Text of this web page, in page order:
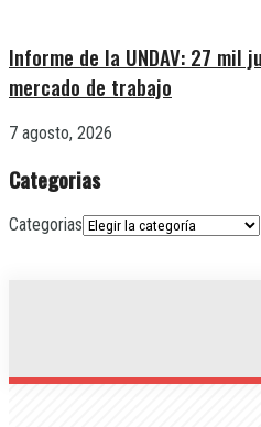
Informe de la UNDAV: 27 mil
mercado de trabajo
7 agosto, 2026
Categorias
Categorias